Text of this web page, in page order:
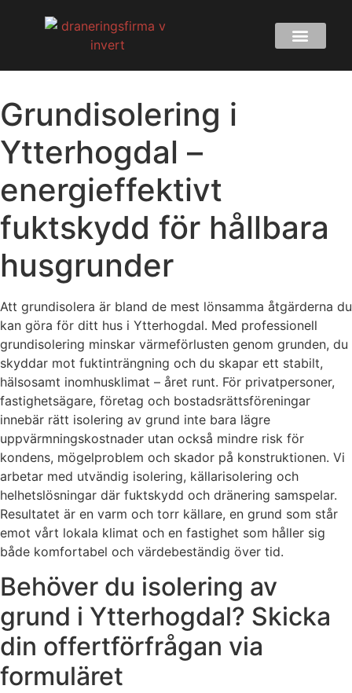
Grundisolering i
Ytterhogdal –
energieffektivt
fuktskydd för hållbara
husgrunder
Att grundisolera är bland de mest lönsamma åtgärderna du
kan göra för ditt hus i Ytterhogdal. Med professionell
grundisolering minskar värmeförlusten genom grunden, du
skyddar mot fuktinträngning och du skapar ett stabilt,
hälsosamt inomhusklimat – året runt. För privatpersoner,
fastighetsägare, företag och bostadsrättsföreningar
innebär rätt isolering av grund inte bara lägre
uppvärmningskostnader utan också mindre risk för
kondens, mögelproblem och skador på konstruktionen. Vi
arbetar med utvändig isolering, källarisolering och
helhetslösningar där fuktskydd och dränering samspelar.
Resultatet är en varm och torr källare, en grund som står
emot vårt lokala klimat och en fastighet som håller sig
både komfortabel och värdebeständig över tid.
Behöver du isolering av
grund i Ytterhogdal? Skicka
din offertförfrågan via
formuläret